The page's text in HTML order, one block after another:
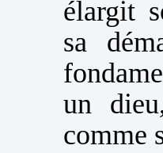
élargit
sa
un
comme